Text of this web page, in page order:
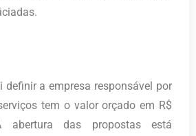
definir a empresa responsável por
tem o valor orçado em R$
abertura das propostas está